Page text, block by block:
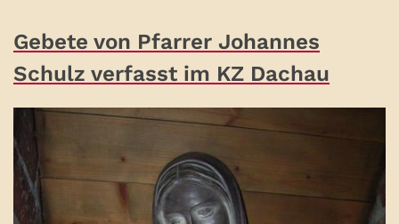
Gebete von Pfarrer Johannes
Schulz verfasst im KZ Dachau